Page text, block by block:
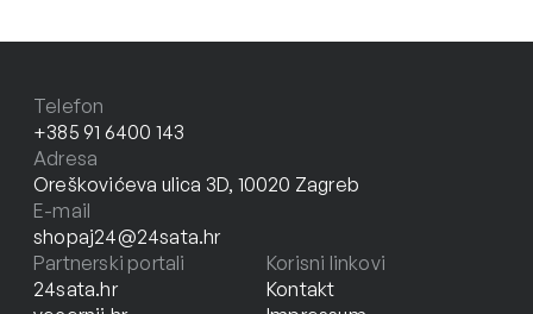
Telefon
+385 91 6400 143
Adresa
Oreškovićeva ulica 3D, 10020 Zagreb
E-mail
shopaj24@24sata.hr
Partnerski portali
24sata.hr
Korisni linkovi
Kontakt